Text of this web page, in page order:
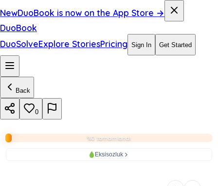
NewDuoBook is now on the App Store →
DuoBook
DuoSolveExplore StoriesPricing Sign In Get Started
Back
0
%0 tamamlandı
Eksisozluk